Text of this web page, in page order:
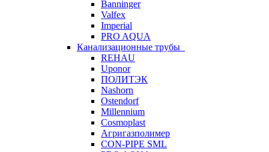
Banninger
Valfex
Imperial
PRO AQUA
Канализационные трубы
REHAU
Uponor
ПОЛИТЭК
Nashorn
Ostendorf
Millennium
Cosmoplast
Агригазполимер
CON-PIPE SML